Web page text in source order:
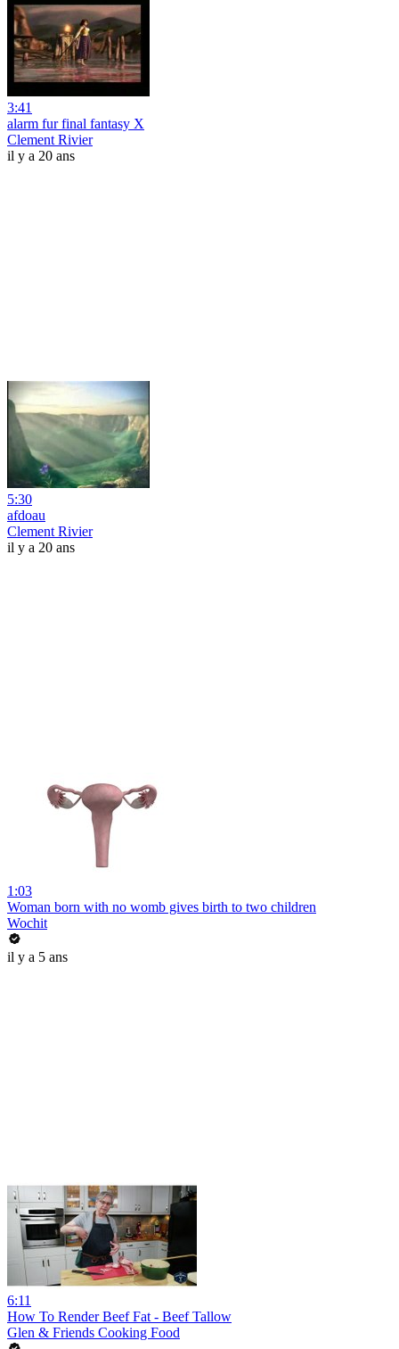
3:41
alarm fur final fantasy X
Clement Rivier
il y a 20 ans
5:30
afdoau
Clement Rivier
il y a 20 ans
1:03
Woman born with no womb gives birth to two children
Wochit
il y a 5 ans
6:11
How To Render Beef Fat - Beef Tallow
Glen & Friends Cooking Food